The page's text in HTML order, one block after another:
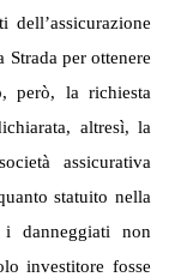
per ottenere
però, la richiesta
altresì, la
assicurativa
statuito nella
danneggiati non
investitore fosse